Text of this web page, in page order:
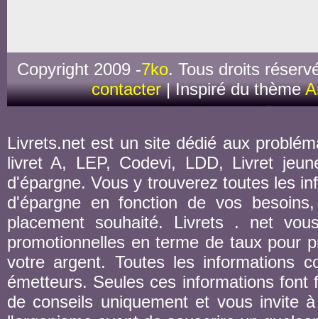
Copyright 2009 -7ko. Tous droits
contacter| Inspiré du thème
Livrets.net est un site dédié aux
livret A, LEP, Codevi, LDD, Livret
d'épargne. Vous y trouverez toutes les
d'épargne en fonction de vos
placement souhaité. Livrets . net
promotionnelles en terme de taux pour
votre argent. Toutes les informations
émetteurs. Seules ces informations
de conseils uniquement et vous invite